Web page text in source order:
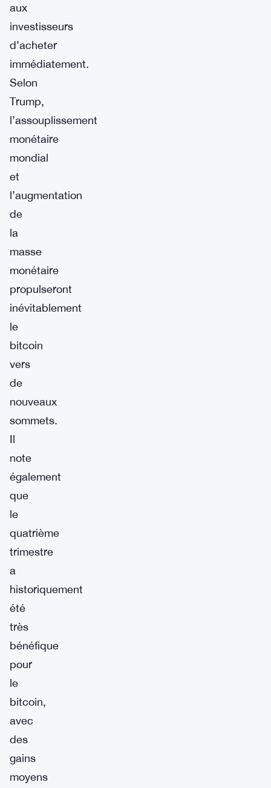
aux
investisseurs
d’acheter
immédiatement.
Selon
Trump,
l’assouplissement
monétaire
mondial
et
l’augmentation
de
la
masse
monétaire
propulseront
inévitablement
le
bitcoin
vers
de
nouveaux
sommets.
Il
note
également
que
le
quatrième
trimestre
a
historiquement
été
très
bénéfique
pour
le
bitcoin,
avec
des
gains
moyens